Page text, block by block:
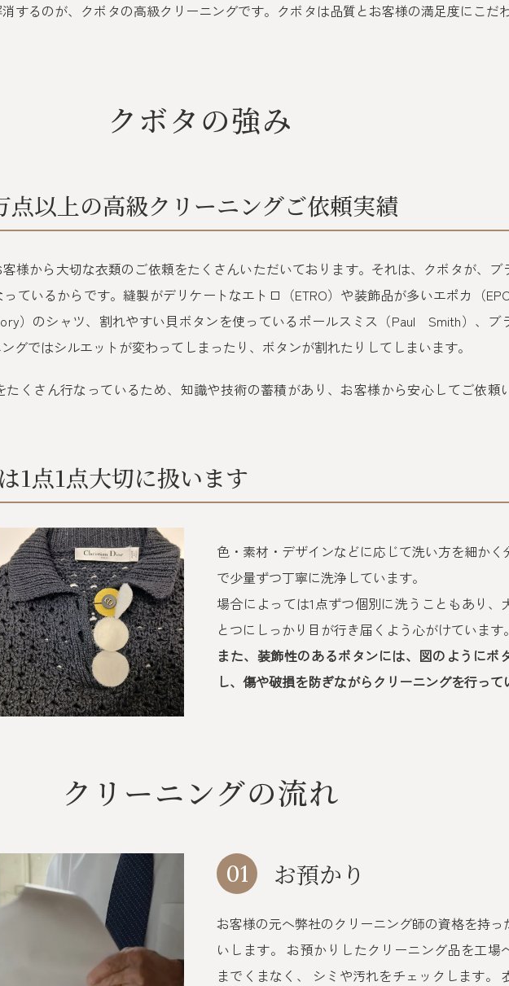
するのが、クボタの高級クリーニングです。クボタは品質とお客様の満足度にこだ
クボタの強み
以上の高級クリーニングご依頼実績
様から大切な衣類のご依頼をたくさんいただいております。それは、クボタが、ブ
ているからです。縫製がデリケートなエトロ（ETRO）や装飾品が多いエポカ（
）のシャツ、割れやすい貝ボタンを使っているポールスミス（Paul Smith）、ブ
グではシルエットが変わってしまったり、ボタンが割れたりしてしまいます。
くさん行なっているため、知識や技術の蓄積があり、お客様から安心してご依頼
1点1点大切に扱います
色・素材・デザインなどに応じて洗い方を細か
で少量ずつ丁寧に洗浄しています。
場合によっては1点ずつ個別に洗うこともあり、
とつにしっかり目が行き届くよう心がけています。
また、装飾性のあるボタンには、図のようにボ
し、傷や破損を防ぎながらクリーニングを行って
クリーニングの流れ
01 お預かり
お客様の元へ弊社のクリーニング師の資格を持っ
いします。 お預かりしたクリーニング品を工場
までくまなく、 シミや汚れをチェックします。